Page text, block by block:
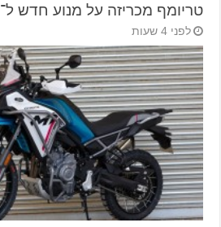
טריומף מכריזה על מנוע חדש ל־Moto2 ב־2027
לפני 4 שעות